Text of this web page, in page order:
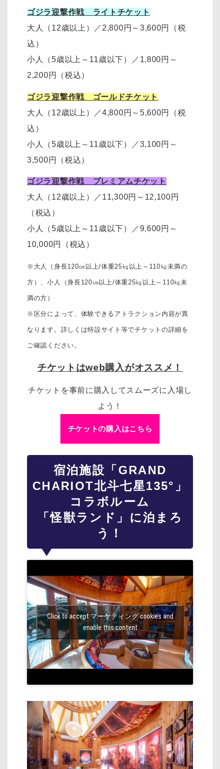
ゴジラ迎撃作戦 ライトチケット
大人（12歳以上）
／ 2,800円～3,600円
（税
込）
小人（5歳以上～11歳以下）
／ 1,800円～
2,200円
（税込）
ゴジラ迎撃作戦 ゴールドチケット
大人（12歳以上）
／4,800円～5,600円（税
込）
小人（5歳以上～11歳以下）
／3,100円～
3,500円
（税込）
ゴジラ迎撃作戦 プレミアムチケット
大人（12歳以上）
／11,300円～12,100円
（税込）
小人（5歳以上～11歳以下）
／9,600円～
10,000円
（税込）
※大人（身長120㎝以上/体重25㎏以上～110㎏未満の
方）、小人（身長120㎝以上/体重25㎏以上～110㎏未
満の方）
※区分によって、体験できるアトラクション内容が異
なります。詳しくは特設サイト等でチケットの詳細を
ご確認ください。
チケットはweb購入がオススメ！
チケットを事前に購入してスムーズに入場し
よう！
チケットの購入はこちら
宿泊施設「GRAND
CHARIOT北斗七星135°」
コラボルーム
「怪獣ランド」に泊まろ
う！
Click to accept マーケティング cookies and
enable this content